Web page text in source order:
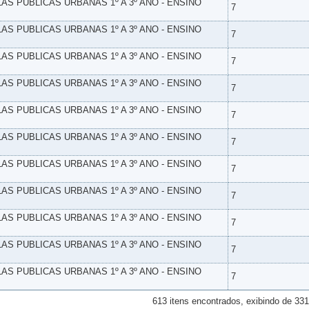
PUBLICAS URBANAS 1º A 3º ANO - ENSINO 7
PUBLICAS URBANAS 1º A 3º ANO - ENSINO 7
PUBLICAS URBANAS 1º A 3º ANO - ENSINO 7
PUBLICAS URBANAS 1º A 3º ANO - ENSINO 7
PUBLICAS URBANAS 1º A 3º ANO - ENSINO 7
PUBLICAS URBANAS 1º A 3º ANO - ENSINO 7
PUBLICAS URBANAS 1º A 3º ANO - ENSINO 7
PUBLICAS URBANAS 1º A 3º ANO - ENSINO 7
PUBLICAS URBANAS 1º A 3º ANO - ENSINO 7
PUBLICAS URBANAS 1º A 3º ANO - ENSINO 7
PUBLICAS URBANAS 1º A 3º ANO - ENSINO 7
613 itens encontrados, exibindo de